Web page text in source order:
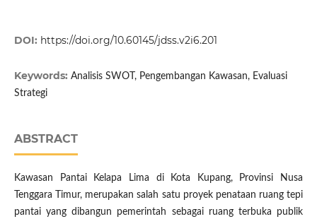
DOI: https://doi.org/10.60145/jdss.v2i6.201
Keywords: Analisis SWOT, Pengembangan Kawasan, Evaluasi
Strategi
ABSTRACT
Kawasan Pantai Kelapa Lima di Kota Kupang, Provinsi Nusa
Tenggara Timur, merupakan salah satu proyek penataan ruang tepi
pantai yang dibangun pemerintah sebagai ruang terbuka publik